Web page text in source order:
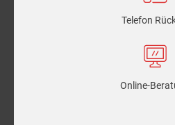
Telefon
Online-